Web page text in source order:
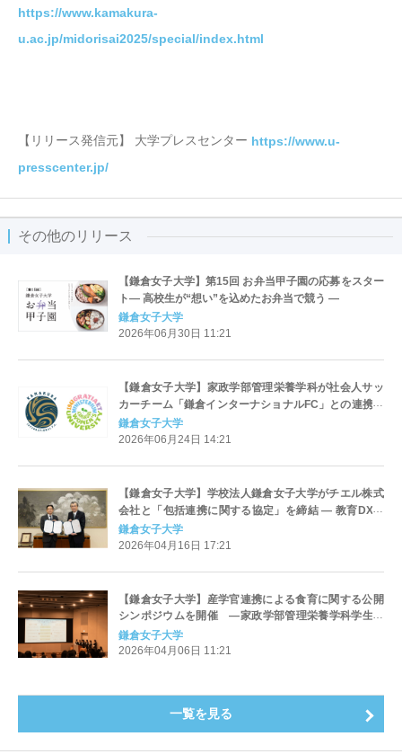
https://www.kamakura-
u.ac.jp/midorisai2025/special/index.html
【リリース発信元】 大学プレスセンター https://www.u-
presscenter.jp/
その他のリリース
【鎌倉女子大学】第15回 お弁当甲子園の応募をスター
ト― 高校生が“想い”を込めたお弁当で競う ―
鎌倉女子大学
2026年06月30日 11:21
【鎌倉女子大学】家政学部管理栄養学科が社会人サッ
カーチーム「鎌倉インターナショナルFC」との連携事
業をスタート ―ジュニアユースに所属する中学生を対
象に食育・栄養サポート―
鎌倉女子大学
2026年06月24日 14:21
【鎌倉女子大学】学校法人鎌倉女子大学がチエル株式
会社と「包括連携に関する協定」を締結 ― 教育DXに
よる未来の教室づくりに向けた実証を開始 ―
鎌倉女子大学
2026年04月16日 17:21
【鎌倉女子大学】産学官連携による食育に関する公開
シンポジウムを開催 ―家政学部管理栄養学科学生が
鎌倉運動栄養アプリ「鎌ップジュニア」の開発成果を
発表―
鎌倉女子大学
2026年04月06日 11:21
一覧を見る